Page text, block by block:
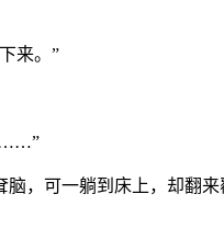
来。”
……”
，可一躺到床上，却翻来